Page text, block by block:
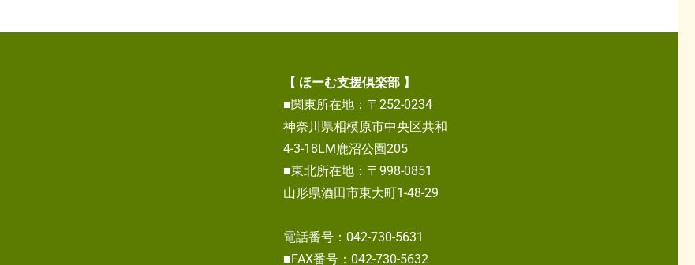
【 ほーむ支援倶楽部 】
■関東所在地：〒252-0234
神奈川県相模原市中央区共和
4-3-18LM鹿沼公園205
■東北所在地：〒998-0851
山形県酒田市東大町1-48-29
電話番号：042-730-5631
■FAX番号：042-730-5632